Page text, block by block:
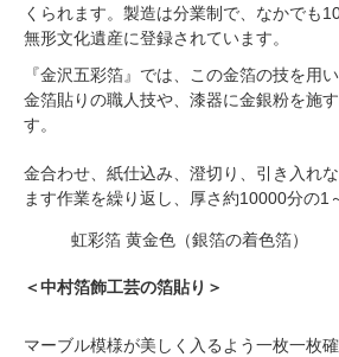
くられます。製造は分業制で、なかでも
無形文化遺産に登録されています。
『金沢五彩箔』では、この金箔の技を用
金箔貼りの職人技や、漆器に金銀粉を施
す。
金合わせ、紙仕込み、澄切り、引き入れ
ます作業を繰り返し、厚さ約10000分の
虹彩箔 黄金色（銀箔の着色箔）
＜中村箔飾工芸の箔貼り＞
マーブル模様が美しく入るよう一枚一枚